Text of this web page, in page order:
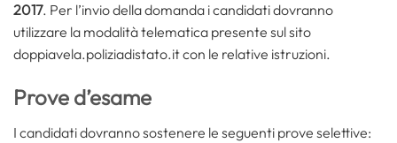
2017. Per l’invio della domanda i candidati dovranno
utilizzare la modalità telematica presente sul sito
doppiavela.poliziadistato.it con le relative istruzioni.
Prove d’esame
I candidati dovranno sostenere le seguenti prove selettive: